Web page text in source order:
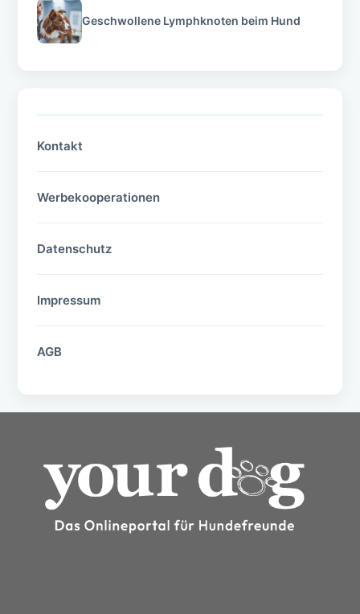
Geschwollene Lymphknoten beim Hund
Kontakt
Werbekooperationen
Datenschutz
Impressum
AGB